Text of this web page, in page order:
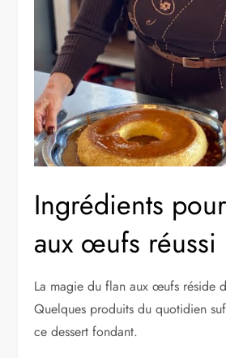
Ingrédients
aux œufs réussi
La magie du flan aux œufs réside
Quelques produits du quotidien
ce dessert fondant.